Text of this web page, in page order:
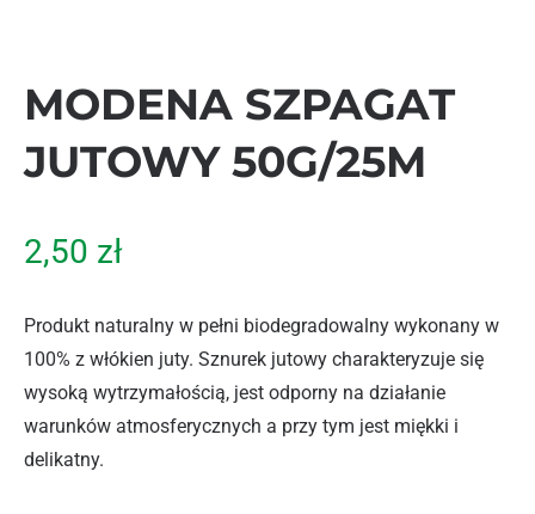
MODENA SZPAGAT
JUTOWY 50G/25M
2,50 zł
Produkt naturalny w pełni biodegradowalny wykonany w
100% z włókien juty. Sznurek jutowy charakteryzuje się
wysoką wytrzymałością, jest odporny na działanie
warunków atmosferycznych a przy tym jest miękki i
delikatny.